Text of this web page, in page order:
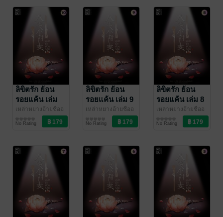
ลิขิตรัก ย้อน
รอยแค้น เล่ม
10
เหล่าหยางอ้ายชืออ
วี๋ (老羊爱吃鱼)/ Ink
Stone
No Rating
ลิขิตรัก ย้อน
รอยแค้น เล่ม 9
เหล่าหยางอ้ายชืออ
วี๋ (老羊爱吃鱼)/ Ink
Stone
No Rating
ลิขิตรัก ย้อน
รอยแค้น เล่ม 8
เหล่าหยางอ้ายชืออ
วี๋ (老羊爱吃鱼)/ Ink
Stone
No Rating